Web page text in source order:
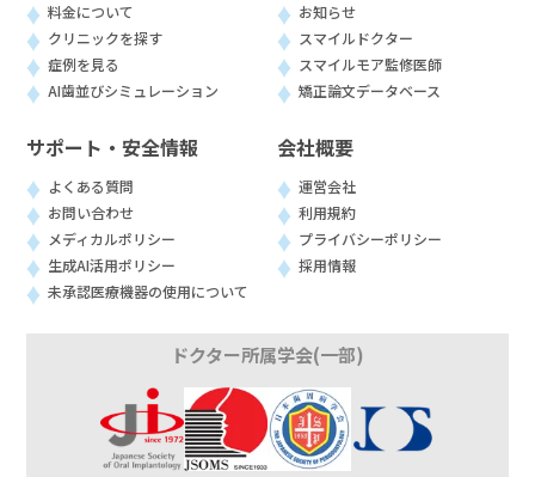
料金について
クリニックを探す
症例を見る
AI歯並びシミュレーション
お知らせ
スマイルドクター
スマイルモア監修医師
矯正論文データベース
サポート・安全情報
よくある質問
お問い合わせ
メディカルポリシー
生成AI活用ポリシー
未承認医療機器の使用について
会社概要
運営会社
利用規約
プライバシーポリシー
採用情報
ドクター所属学会(一部)